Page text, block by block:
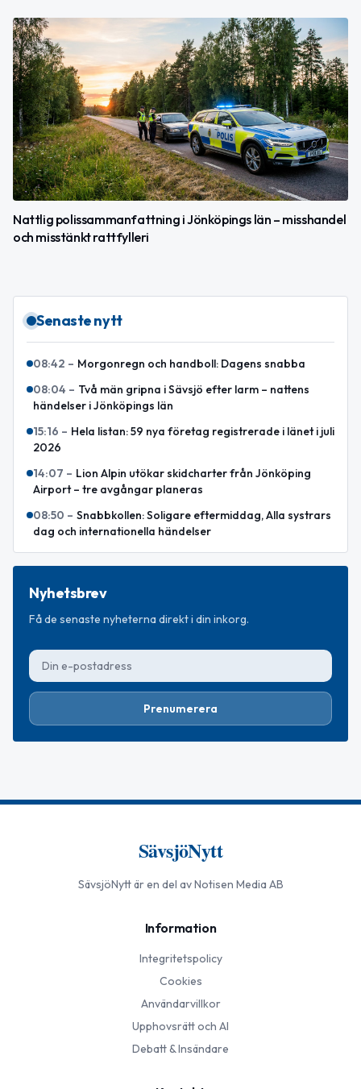
Nattlig polissammanfattning i Jönköpings län – misshandel
och misstänkt rattfylleri
Senaste nytt
08:42 – Morgonregn och handboll: Dagens snabba
08:04 – Två män gripna i Sävsjö efter larm – nattens
händelser i Jönköpings län
15:16 – Hela listan: 59 nya företag registrerade i länet i juli
2026
14:07 – Lion Alpin utökar skidcharter från Jönköping
Airport – tre avgångar planeras
08:50 – Snabbkollen: Soligare eftermiddag, Alla systrars
dag och internationella händelser
Nyhetsbrev
Få de senaste nyheterna direkt i din inkorg.
Prenumerera
SävsjöNytt
SävsjöNyttär en del av Notisen Media AB
Information
Integritetspolicy
Cookies
Användarvillkor
Upphovsrätt och AI
Debatt & Insändare